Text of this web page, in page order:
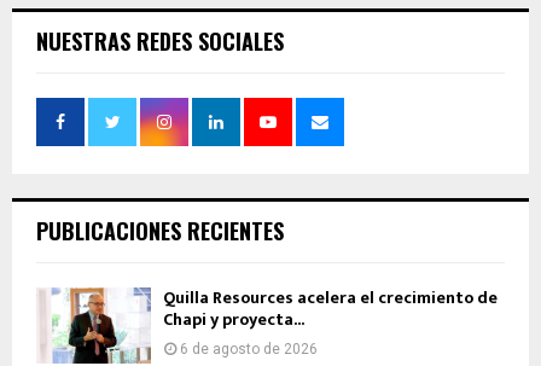
NUESTRAS REDES SOCIALES
PUBLICACIONES RECIENTES
Quilla Resources acelera el crecimiento de
Chapi y proyecta...
6 de agosto de 2026